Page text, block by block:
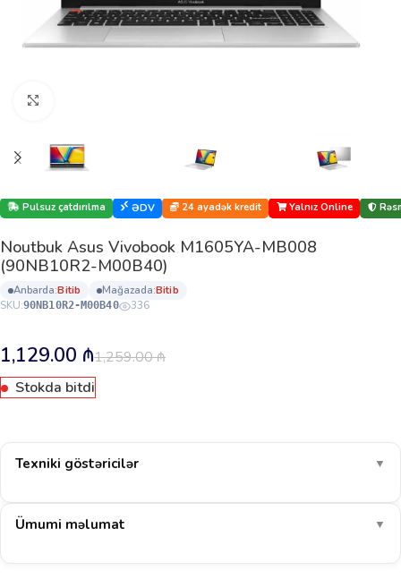
Pulsuz çatdırılma ƏDV 24 ayadək kredit Yalnız Online
Noutbuk Asus Vivobook M1605YA-MB008
(90NB10R2-M00B40)
anbarda: bi̇ti̇b mağazada: bi̇ti̇b
SKU:90NB10R2-M00B40 336
1,259.00₼
1,129.00 ₼
Stokda bitdi
Texniki göstəricilər ▼
Ümumi məlumat ▼